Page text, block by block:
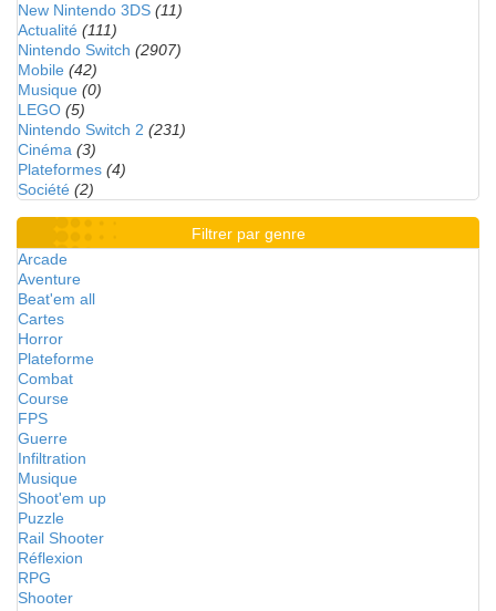
New Nintendo 3DS (11)
Actualité (111)
Nintendo Switch (2907)
Mobile (42)
Musique (0)
LEGO (5)
Nintendo Switch 2 (231)
Cinéma (3)
Plateformes (4)
Société (2)
Filtrer par genre
Arcade
Aventure
Beat'em all
Cartes
Horror
Plateforme
Combat
Course
FPS
Guerre
Infiltration
Musique
Shoot'em up
Puzzle
Rail Shooter
Réflexion
RPG
Shooter